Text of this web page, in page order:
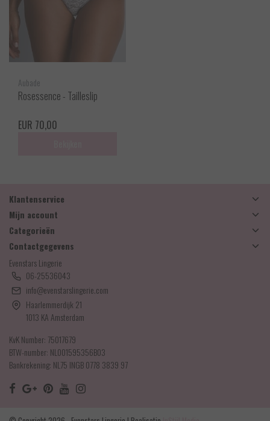
Aubade
Rosessence - Tailleslip
EUR 70,00
Klantenservice
Mijn account
Categorieën
Contactgegevens
Evenstars Lingerie
06-25536043
info@evenstarslingerie.com
Haarlemmerdijk 21
1013 KA Amsterdam
KvK Number: 75017679
BTW-number: NL001595356B03
Bankrekening: NL75 INGB 0778 3839 97